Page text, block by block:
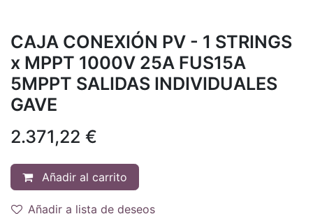
CAJA CONEXIÓN PV - 1 STRINGS
x MPPT 1000V 25A FUS15A
5MPPT SALIDAS INDIVIDUALES
GAVE
2.371,22 €
Añadir al carrito
Añadir a lista de deseos